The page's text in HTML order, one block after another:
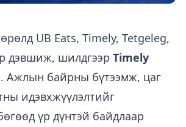
UB Eats, Timely, Tetgeleg,
дэвшиж, шилдгээр Timely
Ажлын байрны бүтээмж, цаг
идэвхжүүлэлтийг
үр дүнтэй байдлаар